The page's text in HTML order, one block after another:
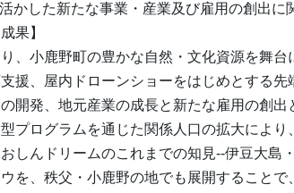
かした新たな事業・産業及び雇用の創出に
果】
、小鹿野町の豊かな自然・文化資源を舞台
援、屋内ドローンショーをはじめとする
開発、地元産業の成長と新たな雇用の創出
プログラムを通じた関係人口の拡大によ
しんドリームのこれまでの知見--伊豆大島
を、秩父・小鹿野の地でも展開することで